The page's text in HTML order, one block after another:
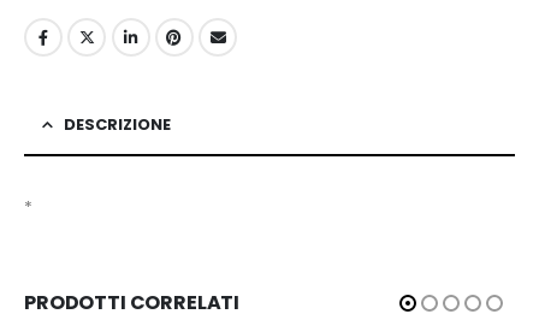
DESCRIZIONE
*
PRODOTTI CORRELATI